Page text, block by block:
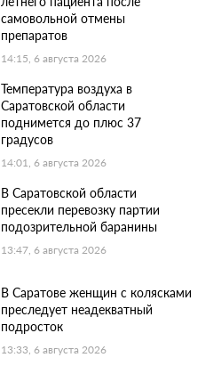
самовольной отмены
препаратов
14:15, 6 августа 2026
Температура воздуха в
Саратовской области
поднимется до плюс 37
градусов
14:01, 6 августа 2026
В Саратовской области
пресекли перевозку партии
подозрительной баранины
13:47, 6 августа 2026
В Саратове женщин с колясками
преследует неадекватный
подросток
13:33, 6 августа 2026